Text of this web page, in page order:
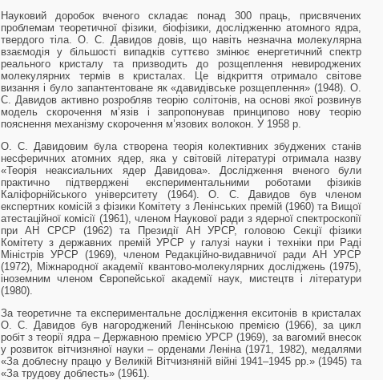
Науковий доробок вченого складає понад 300 праць, присвячених
проблемам теоретичної фізики, біофізики, дослідженню атомного ядра,
твердого тіла. О. С. Давидов довів, що навіть незначна молекулярна
взаємодія у більшості випадків суттєво змінює енергетичний спектр
реального кристалу та призводить до розщеплення невироджених
молекулярних термів в кристалах. Це відкриття отримало світове
визання і було запантентоване як «давидівське розщеплення» (1948). О.
С. Давидов активно розробляв теорію солітонів, на основі якої розвинув
модель скорочення м’язів і запропонував принципово нову теорію
пояснення механізму скорочення м’язових волокон. У 1958 р.
О. С. Давидовим була створена теорія колективних збуджених станів
несферичних атомних ядер, яка у світовій літературі отримала назву
«Теорія неаксиальних ядер Давидова». Дослідження вченого були
практично підтверджені експериментальними роботами фізиків
Каліфорнійського університету (1964). О. С. Давидов був членом
експертних комісій з фізики Комітету з Ленінських премій (1960) та Вищої
атестаційної комісії (1961), членом Наукової ради з ядерної спектроскопії
при АН СРСР (1962) та Президії АН УРСР, головою Секції фізики
Комітету з державних премій УРСР у галузі науки і техніки при Раді
Міністрів УРСР (1969), членом Редакційно-видавничої ради АН УРСР
(1972), Міжнародної академії квантово-молекулярних досліджень (1975),
іноземним членом Європейської академії наук, мистецтв і літератури
(1980).
За теоретичне та експериментальне дослідження екситонів в кристалах
О. С. Давидов був нагороджений Ленінською премією (1966), за цикл
робіт з теорії ядра – Державною премією УРСР (1969), за вагомий внесок
у розвиток вітчизняної науки – орденами Леніна (1971, 1982), медалями
«За доблесну працю у Великій Вітчизняній війні 1941–1945 рр.» (1945) та
«За трудову доблесть» (1961).